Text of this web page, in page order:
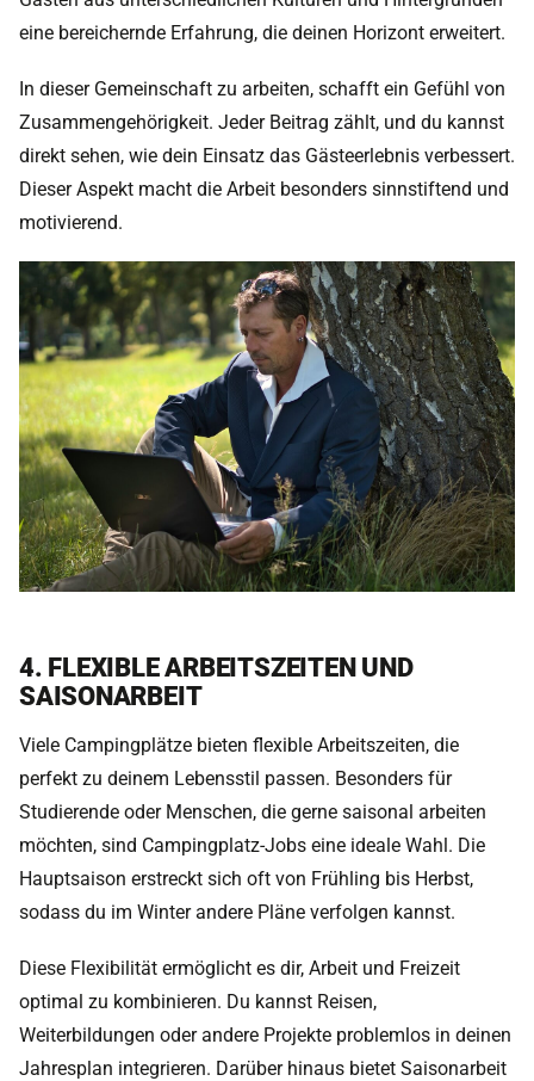
eine bereichernde Erfahrung, die deinen Horizont erweitert.
In dieser Gemeinschaft zu arbeiten, schafft ein Gefühl von
Zusammengehörigkeit. Jeder Beitrag zählt, und du kannst
direkt sehen, wie dein Einsatz das Gästeerlebnis verbessert.
Dieser Aspekt macht die Arbeit besonders sinnstiftend und
motivierend.
4. FLEXIBLE ARBEITSZEITEN UND
SAISONARBEIT
Viele Campingplätze bieten flexible Arbeitszeiten, die
perfekt zu deinem Lebensstil passen. Besonders für
Studierende oder Menschen, die gerne saisonal arbeiten
möchten, sind Campingplatz-Jobs eine ideale Wahl. Die
Hauptsaison erstreckt sich oft von Frühling bis Herbst,
sodass du im Winter andere Pläne verfolgen kannst.
Diese Flexibilität ermöglicht es dir, Arbeit und Freizeit
optimal zu kombinieren. Du kannst Reisen,
Weiterbildungen oder andere Projekte problemlos in deinen
Jahresplan integrieren. Darüber hinaus bietet Saisonarbeit